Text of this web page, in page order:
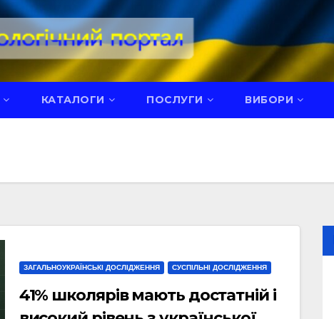
КАТАЛОГИ ПОСЛУГИ ВИБОРИ
ЗАГАЛЬНОУКРАЇНСЬКІ ДОСЛІДЖЕННЯ СУСПІЛЬНІ ДОСЛІДЖЕННЯ
41% школярів мають достатній і